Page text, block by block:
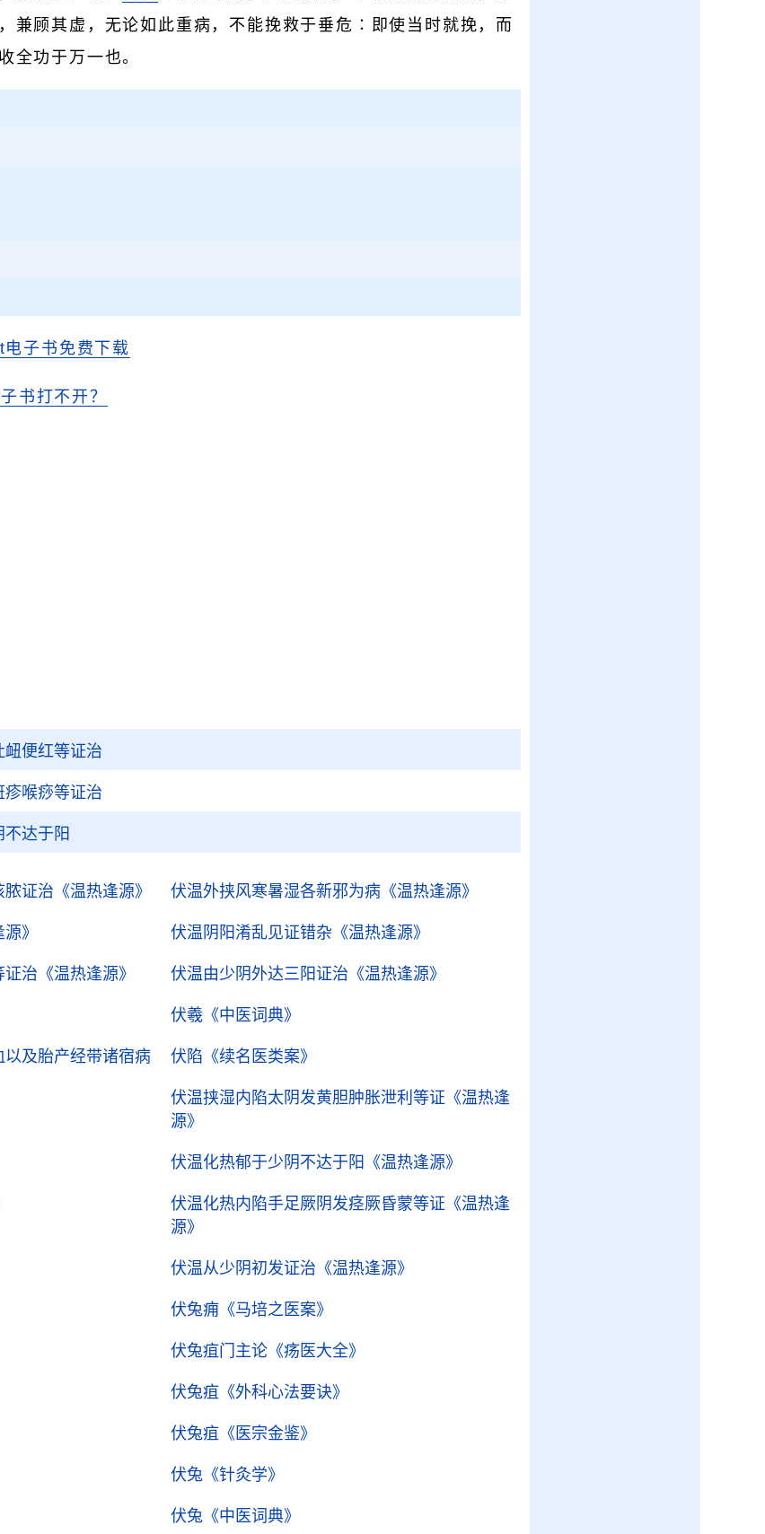
兼顾其虚，无论如此重病，不能挽救于垂危∶即使当时就挽，而
全功于万一也。
子书免费下载
书打不开？
便红等证治
喉痧等证治
达于阳
脓证治 《温热逢源》 伏温外挟风寒暑湿各新邪为病 《温热逢源》
》 伏温阴阳淆乱见证错杂 《温热逢源》
证治 《温热逢源》 伏温由少阴外达三阳证治 《温热逢源》
伏羲 《中医词典》
及胎产经带诸宿病
伏陷 《续名医类案》
伏温挟湿内陷太阴发黄胆肿胀泄利等证 《温热逢
源》
伏温化热郁于少阴不达于阳 《温热逢源》
伏温化热内陷手足厥阴发痉厥昏蒙等证 《温热逢
源》
伏温从少阴初发证治 《温热逢源》
伏兔痈 《马培之医案》
伏兔疽门主论 《疡医大全》
伏兔疽 《外科心法要诀》
伏兔疽 《医宗金鉴》
伏兔 《针灸学》
伏兔 《中医词典》